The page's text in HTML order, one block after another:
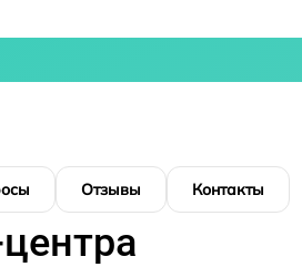
Отзывы Контакты